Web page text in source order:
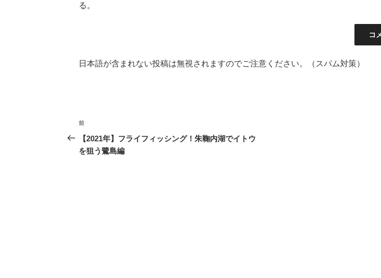
る。
日本語が含まれない投稿は無視されますのでご注意ください。（スパム対策）
投
稿
ナ
前
の
投
前
【2021年】フライフィッシング！朱鞠内湖でイトウ
を狙う鷺島編